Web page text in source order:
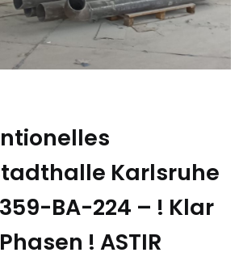
Karlsruhe
BA-224 – ! Klar
! ASTIR